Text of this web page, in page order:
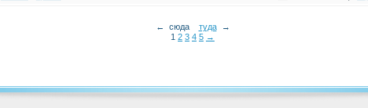
← сюда туда→
1 2 3 4 5 →